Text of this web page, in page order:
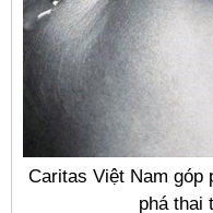
Caritas Việt Nam góp
phá thai